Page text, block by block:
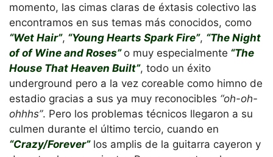
momento, las cimas claras de éxtasis colectivo las
encontramos en sus temas más conocidos, como
“Wet Hair”, “Young Hearts Spark Fire”, “The Night
of of Wine and Roses” o muy especialmente “The
House That Heaven Built”, todo un éxito
underground pero a la vez coreable como himno de
estadio gracias a sus ya muy reconocibles “oh-oh-
ohhhs”. Pero los problemas técnicos llegaron a su
culmen durante el último tercio, cuando en
“Crazy/Forever”los amplis de la guitarra cayeron y